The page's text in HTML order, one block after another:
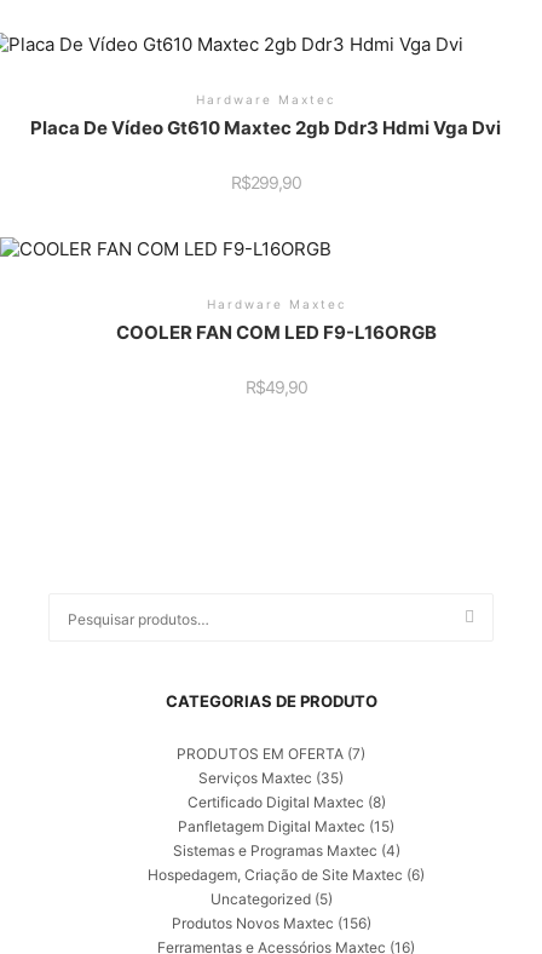
Hardware Maxtec
Placa De Vídeo Gt610 Maxtec 2gb Ddr3 Hdmi Vga Dvi
R$299,90
Hardware Maxtec
COOLER FAN COM LED F9-L16ORGB
R$49,90
por:
CATEGORIAS DE PRODUTO
PRODUTOS EM OFERTA (7)
Serviços Maxtec (35)
Certificado Digital Maxtec (8)
Panfletagem Digital Maxtec (15)
Sistemas e Programas Maxtec (4)
Hospedagem, Criação de Site Maxtec (6)
Uncategorized (5)
Produtos Novos Maxtec (156)
Ferramentas e Acessórios Maxtec (16)